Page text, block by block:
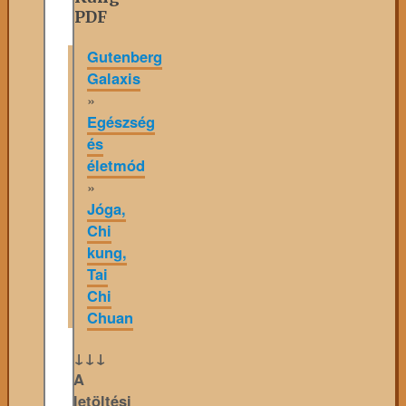
PDF
Gutenberg
Galaxis
»
Egészség
és
életmód
»
Jóga,
Chi
kung,
Tai
Chi
Chuan
↓↓↓
A
letöltési